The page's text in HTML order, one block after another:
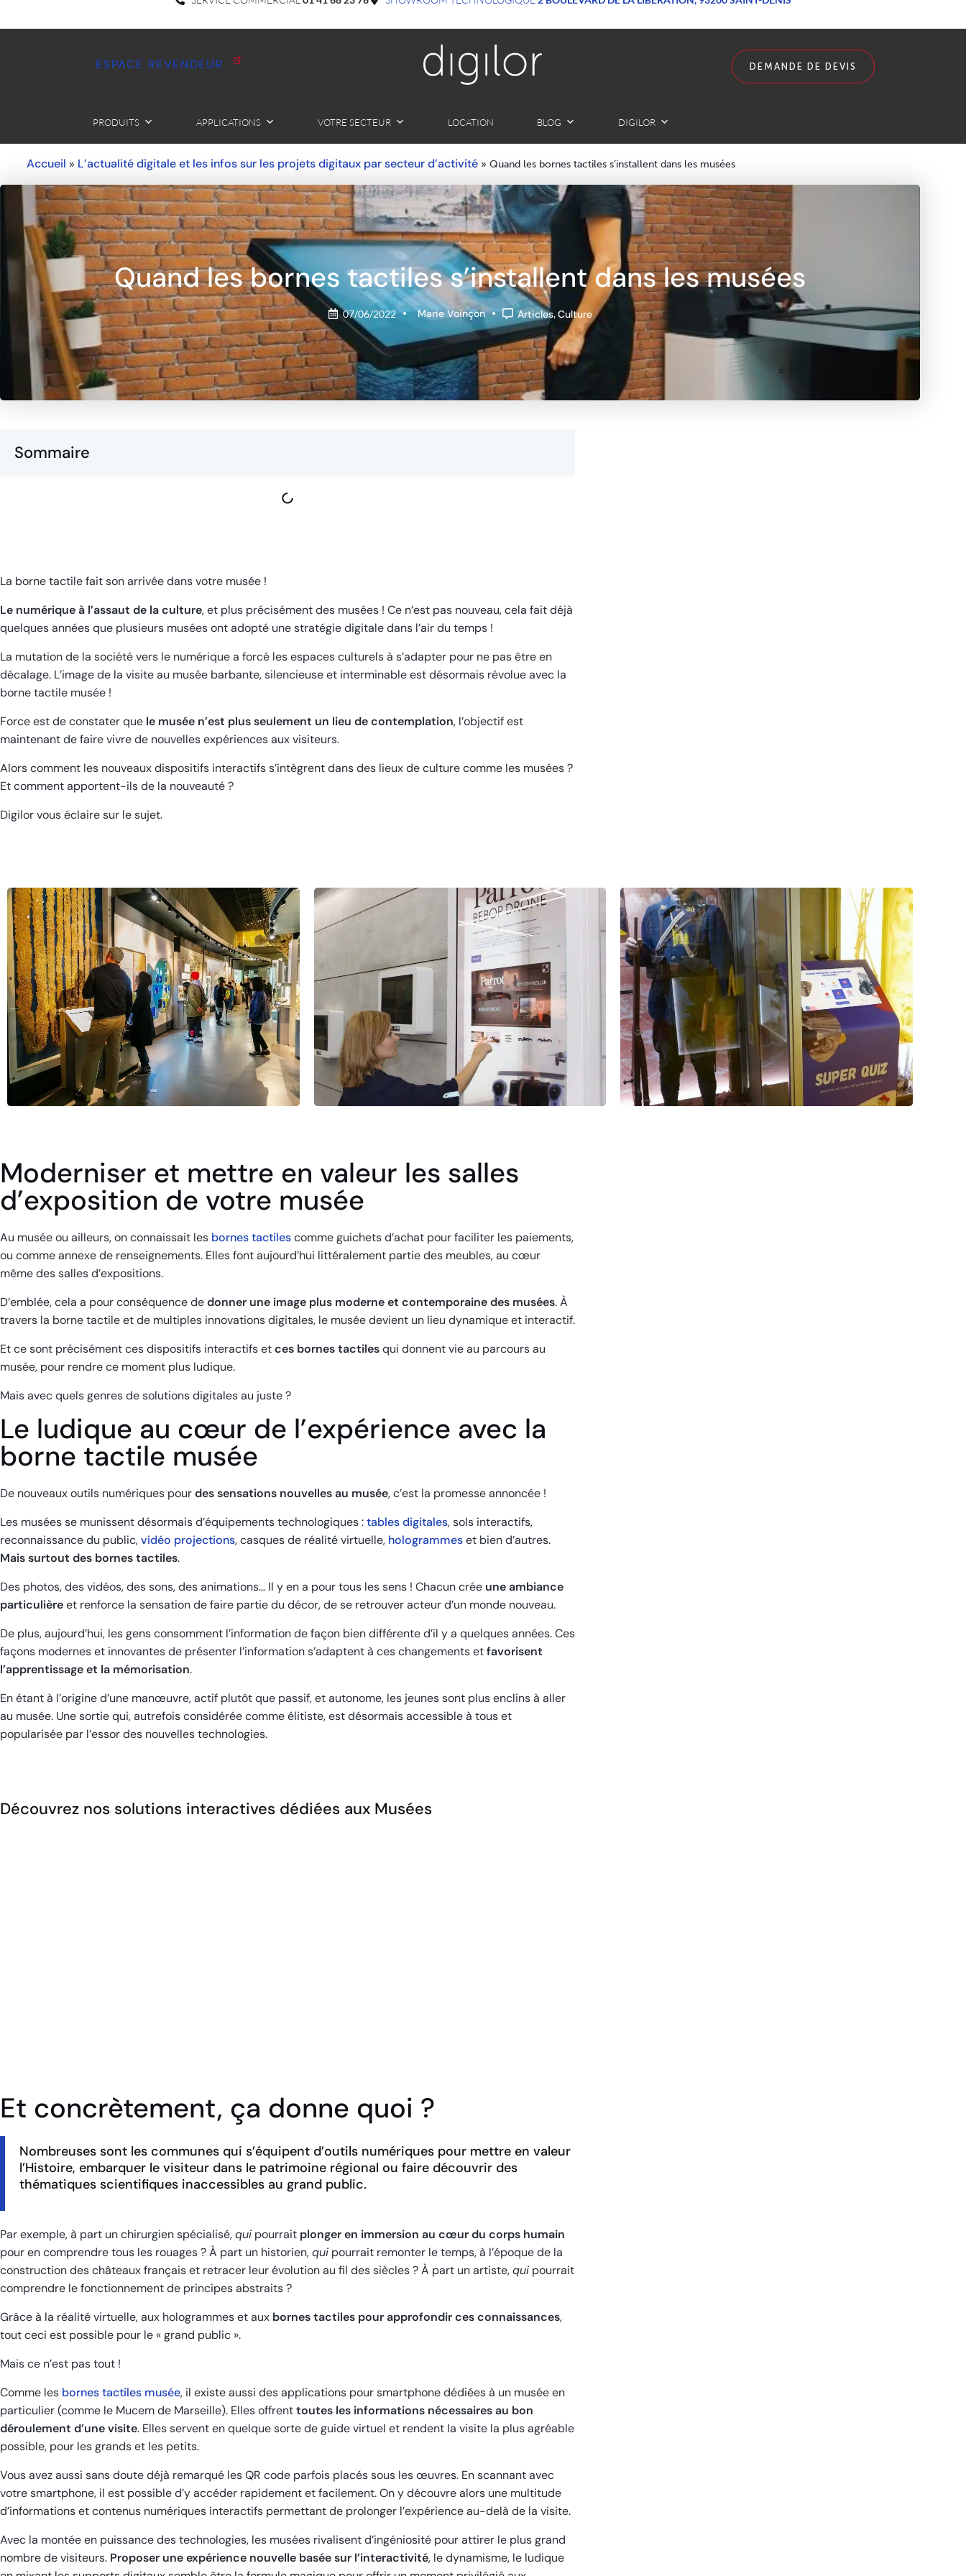
ESPACE REVENDEUR DEMANDE DE DEVIS
PRODUITS APPLICATIONS VOTRE SECTEUR LOCATION BLOG DIGILOR
Accueil » L’actualité digitale et les infos sur les projets digitaux par secteur d’activité » Quand les bornes tactiles s’installent dans les musées
Quand les bornes tactiles s’installent dans les musées
07/06/2022 Marie Voinçon Articles,Culture
Sommaire
La borne tactile fait son arrivée dans votre musée !
Le numérique à l’assaut de la culture, et plus précisément des musées ! Ce n’est pas nouveau, cela fait déjà
quelques années que plusieurs musées ont adopté une stratégie digitale dans l’air du temps !
La mutation de la société vers le numérique a forcé les espaces culturels à s’adapter pour ne pas être en
décalage. L’image de la visite au musée barbante, silencieuse et interminable est désormais révolue avec la
borne tactile musée !
Force est de constater que le musée n’est plus seulement un lieu de contemplation, l’objectif est
maintenant de faire vivre de nouvelles expériences aux visiteurs.
Alors comment les nouveaux dispositifs interactifs s’intègrent dans des lieux de culture comme les musées ?
Et comment apportent-ils de la nouveauté ?
Digilor vous éclaire sur le sujet.
Moderniser et mettre en valeur les salles
d’exposition de votre musée
Au musée ou ailleurs, on connaissait les bornestactilescomme guichets d’achat pour faciliter les paiements,
ou comme annexe de renseignements. Elles font aujourd’hui littéralement partie des meubles, au cœur
même des salles d’expositions.
D’emblée, cela a pour conséquence dedonner une image plus moderne et contemporaine des musées. À
travers la borne tactile et de multiples innovations digitales, le musée devient un lieu dynamique et interactif.
Et ce sont précisément ces dispositifs interactifs etces bornes tactilesqui donnent vie au parcours au
musée, pour rendre ce moment plus ludique.
Mais avec quels genres de solutions digitales au juste ?
Le ludique au cœur de l’expérience avec la
borne tactile musée
De nouveaux outils numériques pourdes sensations nouvelles au musée, c’est la promesse annoncée !
Les musées se munissent désormais d’équipements technologiques :tables digitales, sols interactifs,
reconnaissance du public,vidéo projections, casques de réalité virtuelle, hologrammeset bien d’autres.
Mais surtout des bornes tactiles.
Des photos, des vidéos, des sons, des animations… Il y en a pour tous les sens ! Chacun crée une ambiance
particulièreet renforce la sensation de faire partie du décor, de se retrouver acteur d’un monde nouveau.
De plus, aujourd’hui, les gens consomment l’information de façon bien différente d’il y a quelques années. Ces
façons modernes et innovantes de présenter l’information s’adaptent à ces changements etfavorisent
l’apprentissage et la mémorisation.
En étant à l’origine d’une manœuvre, actif plutôt que passif, et autonome, les jeunes sont plus enclins à aller
au musée. Une sortie qui, autrefois considérée comme élitiste, est désormais accessible à tous et
popularisée par l’essor des nouvelles technologies.
Découvrez nos solutions interactives dédiées aux Musées
Et concrètement, ça donne quoi ?
Nombreuses sont les communes qui s’équipent d’outils numériques pour mettre en valeur
l’Histoire, embarquer le visiteur dans le patrimoine régional ou faire découvrir des
thématiques scientifiques inaccessibles au grand public.
Par exemple, à part un chirurgien spécialisé,qui pourrait plonger en immersion au cœur du corps humain
pour en comprendre tous les rouages ? À part un historien,qui pourrait remonter le temps, à l’époque de la
construction des châteaux français et retracer leur évolution au fil des siècles ? À part un artiste,qui pourrait
comprendre le fonctionnement de principes abstraits ?
Grâce à la réalité virtuelle, aux hologrammes et aux bornes tactiles pour approfondir ces connaissances,
tout ceci est possible pour le « grand public ».
Mais ce n’est pas tout !
Comme les bornes tactiles musée, il existe aussi des applications pour smartphone dédiées à un musée en
particulier (comme le Mucem de Marseille). Elles offrenttoutes les informations nécessaires au bon
déroulement d’une visite. Elles servent en quelque sorte de guide virtuel et rendent la visite la plus agréable
possible, pour les grands et les petits.
Vous avez aussi sans doute déjà remarqué les QR code parfois placés sous les œuvres. En scannant avec
votre smartphone, il est possible d’y accéder rapidement et facilement. On y découvre alors une multitude
d’informations et contenus numériques interactifs permettant de prolonger l’expérience au-delà de la visite.
Avec la montée en puissance des technologies, les musées rivalisent d’ingéniosité pour attirer le plus grand
nombre de visiteurs. Proposer une expérience nouvelle basée sur l’interactivité, le dynamisme, le ludique